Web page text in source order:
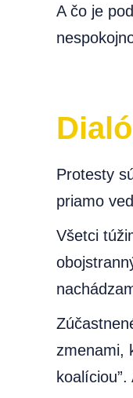
A čo je
Protesty
priamo
Všetci
zmenami,